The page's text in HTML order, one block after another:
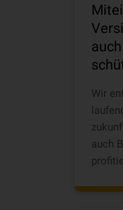
auch
Wir
auch